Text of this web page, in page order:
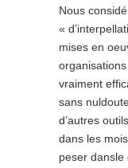
Nous
«
mises en
vraiment
sans
d’autres
dans les
peser dansle